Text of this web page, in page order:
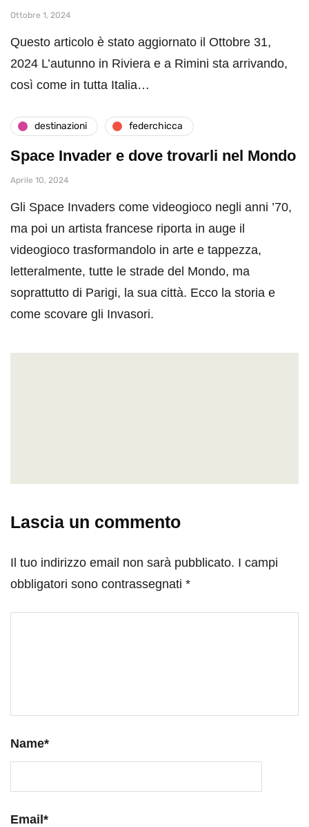
Ottobre 1, 2024
Questo articolo è stato aggiornato il Ottobre 31,
2024 L’autunno in Riviera e a Rimini sta arrivando,
così come in tutta Italia…
destinazioni federchicca
Space Invader e dove trovarli nel Mondo
Aprile 10, 2024
Gli Space Invaders come videogioco negli anni ’70,
ma poi un artista francese riporta in auge il
videogioco trasformandolo in arte e tappezza,
letteralmente, tutte le strade del Mondo, ma
soprattutto di Parigi, la sua città. Ecco la storia e
come scovare gli Invasori.
Lascia un commento
Il tuo indirizzo email non sarà pubblicato. I campi
obbligatori sono contrassegnati *
Name*
Email*